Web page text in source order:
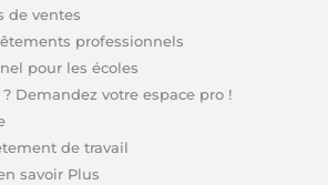
de ventes
professionnels
pour les écoles
Demandez votre espace pro !
de travail
savoir Plus